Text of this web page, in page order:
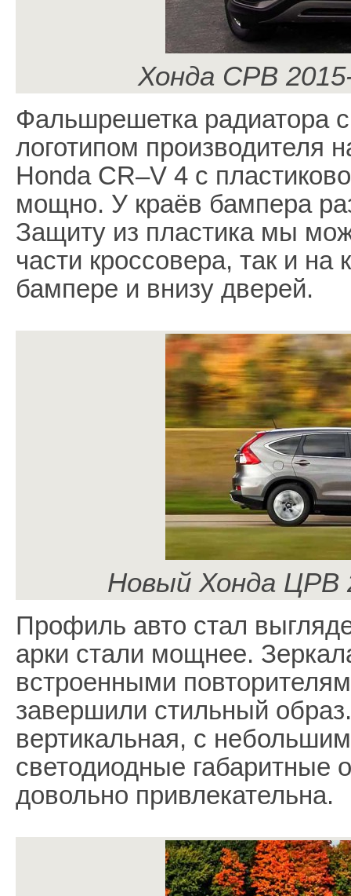
Хонда СРВ
Фальшрешетка радиатора
логотипом производителя
Honda CR–V 4 с
мощно. У краёв бампера
Защиту из пластика мы
части кроссовера, так и
бампере и внизу дверей.
Новый Хонда ЦРВ
Профиль авто стал
арки стали мощнее.
встроенными
завершили стильный
вертикальная, с
светодиодные габаритные
довольно привлекательна.